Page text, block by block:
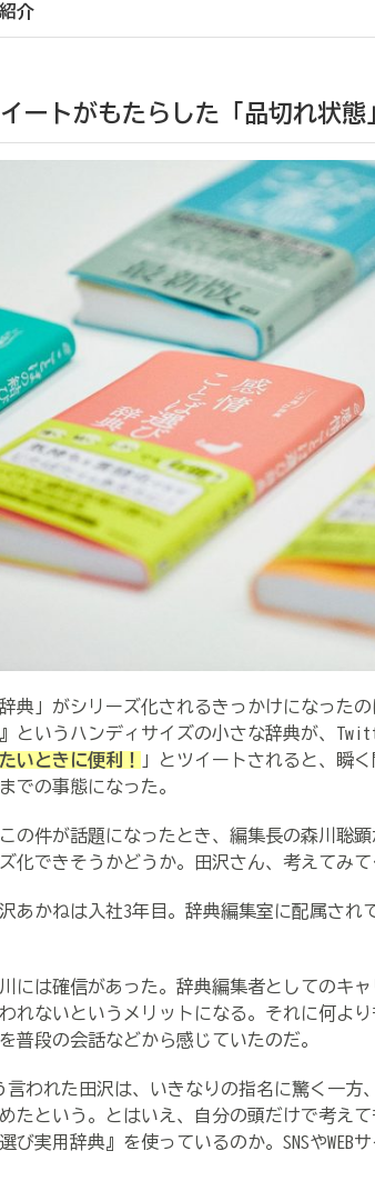
介
ートがもたらした「品切れ状態
辞典」がシリーズ化されるきっかけになった
というハンディサイズの小さな辞典が、
いときに便利！
」とツイートされると、瞬く
での事態になった。
の件が話題になったとき、編集長の森川聡
化できそうかどうか。田沢さん、考えてみて
あかねは入社3年目。辞典編集室に配属され
には確信があった。辞典編集者としてのキ
れないというメリットになる。それに何よ
普段の会話などから感じていたのだ。
われた田沢は、いきなりの指名に驚く一方
たという。とはいえ、自分の頭だけで考え
び実用辞典』を使っているのか。SNSやWEB